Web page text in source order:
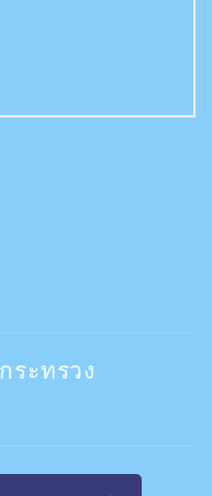
ะทรวง
รมราชชนก